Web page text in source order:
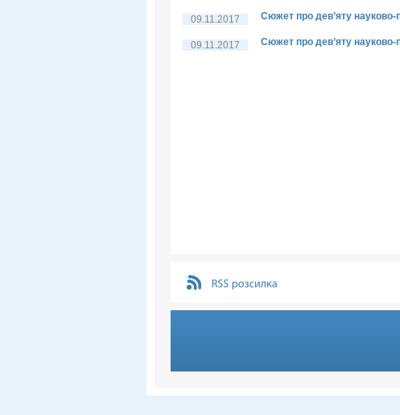
09.11.2017 Сюжет про дев’яту
09.11.2017 Сюжет про дев’яту